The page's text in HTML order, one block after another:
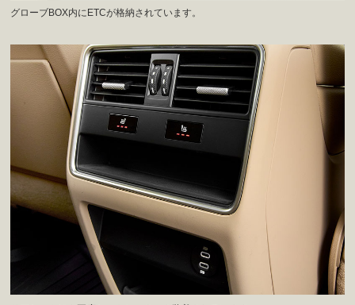
グローブBOX内にETCが格納されています。